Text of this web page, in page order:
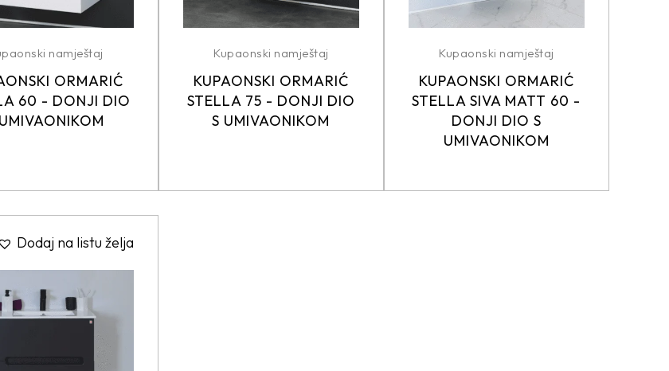
namještaj
ORMARIĆ
60 - DONJI DIO
Kupaonski namještaj
KUPAONSKI ORMARIĆ
STELLA 75 - DONJI DIO
S UMIVAONIKOM
Kupaonski namještaj
KUPAONSKI ORMARIĆ
STELLA SIVA MATT 60 -
DONJI DIO S
UMIVAONIKOM
Dodaj na listu želja